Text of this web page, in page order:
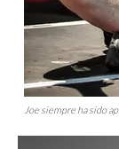
Joe siempre ha sido